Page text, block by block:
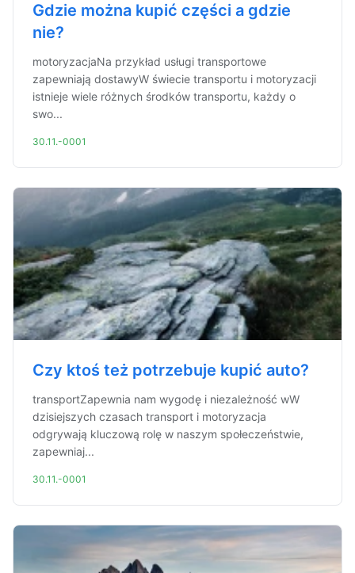
Gdzie można kupić części a gdzie
nie?
motoryzacjaNa przykład usługi transportowe
zapewniają dostawyW świecie transportu i motoryzacji
istnieje wiele różnych środków transportu, każdy o
swo...
30.11.-0001
Czy ktoś też potrzebuje kupić auto?
transportZapewnia nam wygodę i niezależność wW
dzisiejszych czasach transport i motoryzacja
odgrywają kluczową rolę w naszym społeczeństwie,
zapewniaj...
30.11.-0001